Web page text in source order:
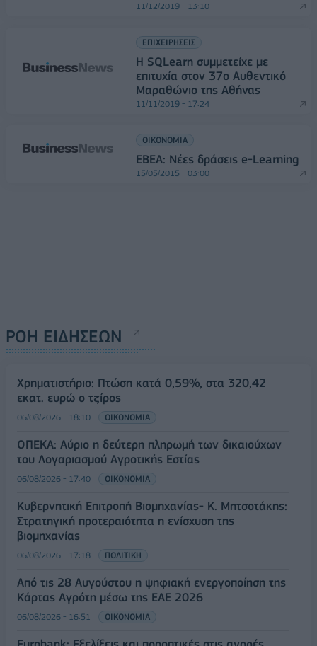
11/12/2019 - 13:10
ΕΠΙΧΕΙΡΗΣΕΙΣ
Η SQLearn συμμετείχε με
επιτυχία στον 37ο Αυθεντικό
Μαραθώνιο της Αθήνας
11/11/2019 - 17:24
ΟΙΚΟΝΟΜΙΑ
ΕΒΕΑ: Νέες δράσεις e-Learning
15/05/2015 - 03:00
ΡΟΗ ΕΙΔΗΣΕΩΝ
Χρηματιστήριο: Πτώση κατά 0,59%, στα 320,42
εκατ. ευρώ ο τζίρος
06/08/2026 - 18:10 ΟΙΚΟΝΟΜΙΑ
ΟΠΕΚΑ: Αύριο η δεύτερη πληρωμή των δικαιούχων
του Λογαριασμού Αγροτικής Εστίας
06/08/2026 - 17:40 ΟΙΚΟΝΟΜΙΑ
Κυβερνητική Επιτροπή Βιομηχανίας- Κ. Μητσοτάκης:
Στρατηγική προτεραιότητα η ενίσχυση της
βιομηχανίας
06/08/2026 - 17:18 ΠΟΛΙΤΙΚΗ
Από τις 28 Αυγούστου η ψηφιακή ενεργοποίηση της
Κάρτας Αγρότη μέσω της ΕΑΕ 2026
06/08/2026 - 16:51 ΟΙΚΟΝΟΜΙΑ